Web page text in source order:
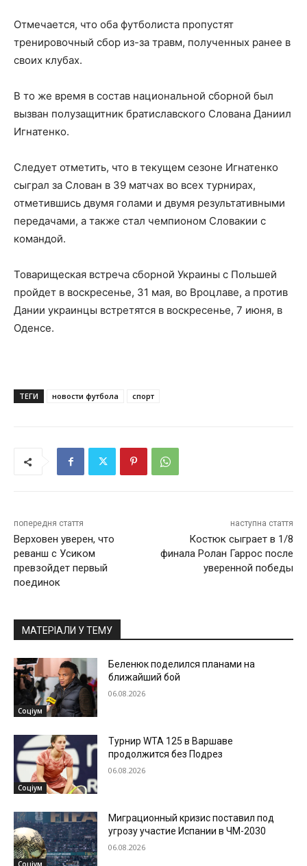
Отмечается, что оба футболиста пропустят
тренировочный сбор из-за травм, полученных ранее в
своих клубах.
В то же время в состав национальной сборной был
вызван полузащитник братиславского Слована Даниил
Игнатенко.
Следует отметить, что в текущем сезоне Игнатенко
сыграл за Слован в 39 матчах во всех турнирах,
отметившись двумя голами и двумя результативными
передачами, а также стал чемпионом Словакии с
командой.
Товарищеская встреча сборной Украины с Польшей
пройдет в воскресенье, 31 мая, во Вроцлаве, а против
Дании украинцы встретятся в воскресенье, 7 июня, в
Оденсе.
ТЕГИ новости футбола спорт
попередня стаття
Верховен уверен, что
реванш с Усиком
превзойдет первый
поединок
наступна стаття
Костюк сыграет в 1/8
финала Ролан Гаррос после
уверенной победы
МАТЕРІАЛИ У ТЕМУ
Соціум
Беленюк поделился планами на
ближайший бой
06.08.2026
Соціум
Турнир WTA 125 в Варшаве
продолжится без Подрез
06.08.2026
Миграционный кризис поставил под
угрозу участие Испании в ЧМ-2030
06.08.2026